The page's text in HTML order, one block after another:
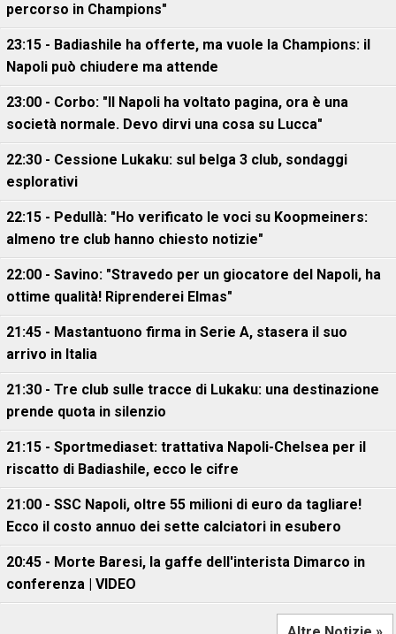
percorso in Champions"
23:15 - Badiashile ha offerte, ma vuole la Champions: il
Napoli può chiudere ma attende
23:00 - Corbo: "Il Napoli ha voltato pagina, ora è una
società normale. Devo dirvi una cosa su Lucca"
22:30 - Cessione Lukaku: sul belga 3 club, sondaggi
esplorativi
22:15 - Pedullà: "Ho verificato le voci su Koopmeiners:
almeno tre club hanno chiesto notizie"
22:00 - Savino: "Stravedo per un giocatore del Napoli, ha
ottime qualità! Riprenderei Elmas"
21:45 - Mastantuono firma in Serie A, stasera il suo
arrivo in Italia
21:30 - Tre club sulle tracce di Lukaku: una destinazione
prende quota in silenzio
21:15 - Sportmediaset: trattativa Napoli-Chelsea per il
riscatto di Badiashile, ecco le cifre
21:00 - SSC Napoli, oltre 55 milioni di euro da tagliare!
Ecco il costo annuo dei sette calciatori in esubero
20:45 - Morte Baresi, la gaffe dell'interista Dimarco in
conferenza | VIDEO